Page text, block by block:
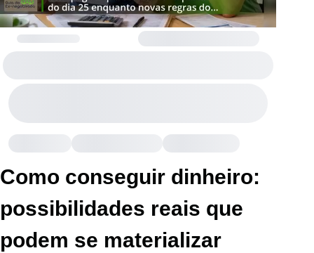
Como conseguir dinheiro:
possibilidades reais que
podem se materializar